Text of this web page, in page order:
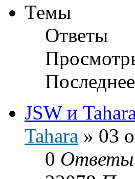
Темы
Ответы
JSW и
Tahara » 03
0 Ответы